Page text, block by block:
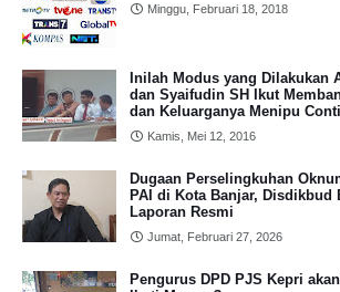
Minggu, Februari 18, 2018
Inilah Modus yang Dilakukan
dan Syaifudin SH Ikut
dan Keluarganya Menipu
Kamis, Mei 12, 2016
Dugaan Perselingkuhan
PAI di Kota Banjar, Disdikbud
Laporan Resmi
Jumat, Februari 27, 2026
Pengurus DPD PJS Kepri